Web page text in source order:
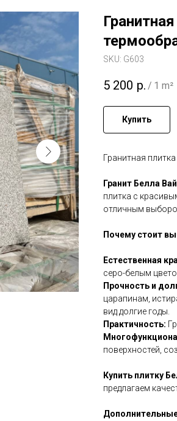
SKU: G603
5 200 р. / 1 m²
Купить
Гранитная
Гранит Белла
плитка с
отличным
Почему стоит
Естественная
серо-белым
Прочность и
царапинам,
вид долгие годы.
Практичность:
поверхностей,
Купить плитку
предлагаем